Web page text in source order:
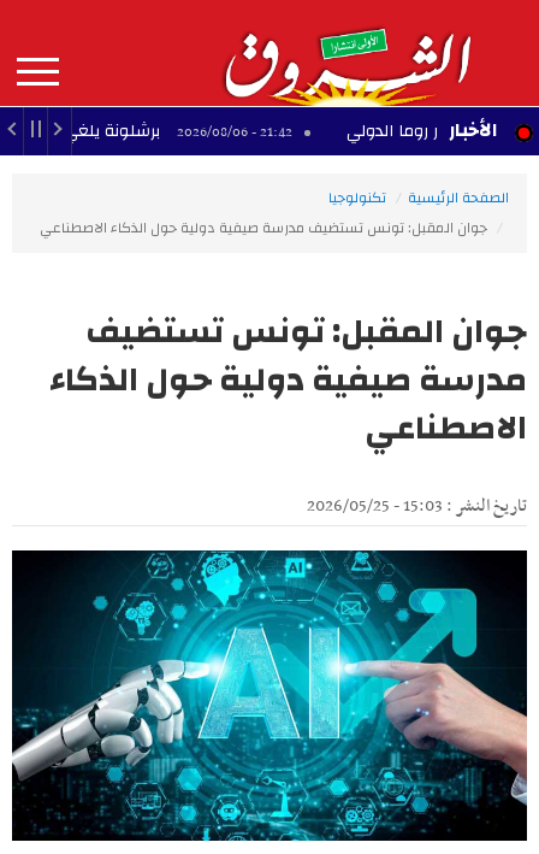
contenu
principal
MAIN
NAVIGATION الأخبار
لمطار روما الدولي برشلونة يلغي مباراته
الصفحة الرئيسية
تكنولوجيا
جوان المقبل: تونس تستضيف مدرسة صيفية دولية حول الذكاء الاصطناعي
جوان المقبل: تونس تستضيف
مدرسة صيفية دولية حول الذكاء
الاصطناعي
تاريخ النشر : 15:03 - 2026/05/25